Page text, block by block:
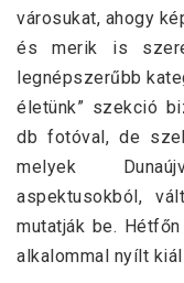
városukat, ahogy
és merik is
legnépszerűbb
életünk” szekció
db fotóval, de
melyek
aspektusokból,
mutatják be.
alkalommal nyílt